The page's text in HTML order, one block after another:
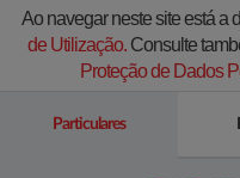
Ao navegar neste site está a
de Utilização.Consulte
Proteção de Dados
Particulares